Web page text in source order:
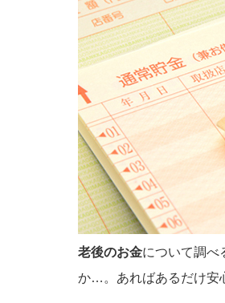
老後のお金について調べ
か…。あればあるだけ安